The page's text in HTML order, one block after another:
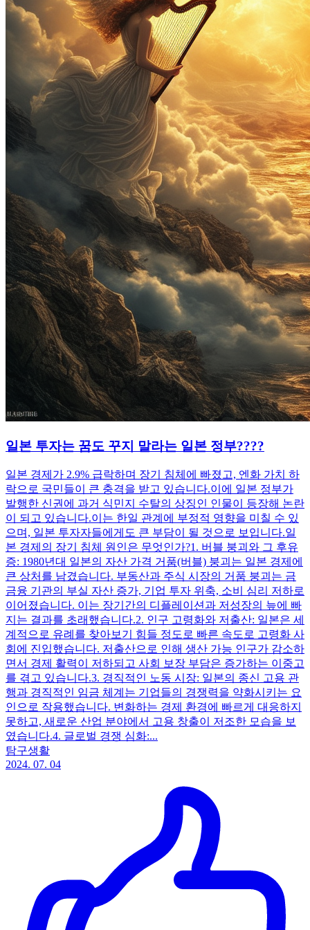
일본 투자는 꿈도 꾸지 말라는 일본 정부????
일본 경제가 2.9% 급락하며 장기 침체에 빠졌고, 엔화 가치 하
락으로 국민들이 큰 충격을 받고 있습니다. ​ 이에 일본 정부가
발행한 신권에 과거 식민지 수탈의 상징인 인물이 등장해 논란
이 되고 있습니다. ​ 이는 한일 관계에 부정적 영향을 미칠 수 있
으며, 일본 투자자들에게도 큰 부담이 될 것으로 보입니다. ​ 일
본 경제의 장기 침체 원인은 무엇인가? ​ 1. 버블 붕괴와 그 후유
증: 1980년대 일본의 자산 가격 거품(버블) 붕괴는 일본 경제에
큰 상처를 남겼습니다. 부동산과 주식 시장의 거품 붕괴는 금
금융 기관의 부실 자산 증가, 기업 투자 위축, 소비 심리 저하로
이어졌습니다. 이는 장기간의 디플레이션과 저성장의 늪에 빠
지는 결과를 초래했습니다. ​ 2. 인구 고령화와 저출산: 일본은 세
계적으로 유례를 찾아보기 힘들 정도로 빠른 속도로 고령화 사
회에 진입했습니다. 저출산으로 인해 생산 가능 인구가 감소하
면서 경제 활력이 저하되고 사회 보장 부담은 증가하는 이중고
를 겪고 있습니다. ​ 3. 경직적인 노동 시장: 일본의 종신 고용 관
행과 경직적인 임금 체계는 기업들의 경쟁력을 약화시키는 요
인으로 작용했습니다. 변화하는 경제 환경에 빠르게 대응하지
못하고, 새로운 산업 분야에서 고용 창출이 저조한 모습을 보
였습니다. ​ 4. 글로벌 경쟁 심화:...
탐구생활
2024. 07. 04